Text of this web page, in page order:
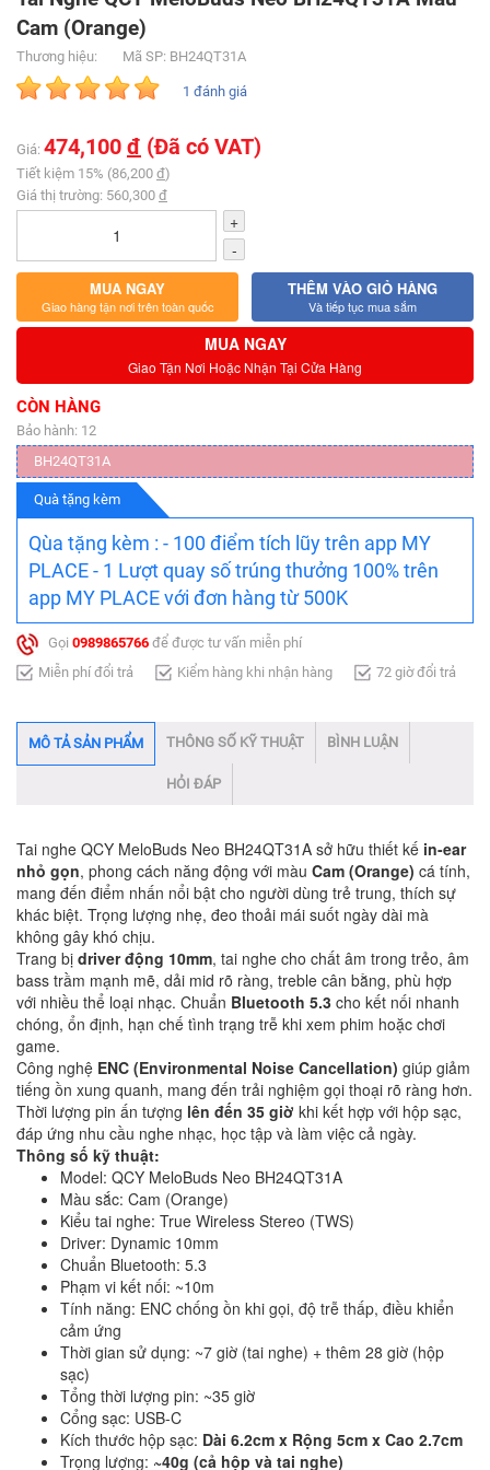
Cam (Orange)
Thương hiệu: Mã SP: BH24QT31A
1 đánh giá
Giá: 474,100 đ (Đã có VAT)
Tiết kiệm 15% (86,200 đ)
Giá thị trường: 560,300 đ
+
-
MUA NGAY
Giao hàng tận nơi trên toàn quốc
THÊM VÀO GIỎ HÀNG
Và tiếp tục mua sắm
MUA NGAY
Giao Tận Nơi Hoặc Nhận Tại Cửa Hàng
CÒN HÀNG
Bảo hành: 12
BH24QT31A
Quà tặng kèm
Qùa tặng kèm : - 100 điểm tích lũy trên app MY
PLACE - 1 Lượt quay số trúng thưởng 100% trên
app MY PLACE với đơn hàng từ 500K
Gọi 0989865766 để được tư vấn miễn phí
Miễn phí đổi trả
Kiểm hàng khi nhận hàng 72 giờ đổi trả
MÔ TẢ SẢN PHẨM THÔNG SỐ KỸ THUẬT BÌNH LUẬN
HỎI ĐÁP
Tai nghe QCY MeloBuds Neo BH24QT31A sở hữu thiết kế in-ear
nhỏ gọn, phong cách năng động với màu Cam (Orange) cá tính,
mang đến điểm nhấn nổi bật cho người dùng trẻ trung, thích sự
khác biệt. Trọng lượng nhẹ, đeo thoải mái suốt ngày dài mà
không gây khó chịu.
Trang bị driver động 10mm, tai nghe cho chất âm trong trẻo, âm
bass trầm mạnh mẽ, dải mid rõ ràng, treble cân bằng, phù hợp
với nhiều thể loại nhạc. Chuẩn Bluetooth 5.3 cho kết nối nhanh
chóng, ổn định, hạn chế tình trạng trễ khi xem phim hoặc chơi
game.
Công nghệ ENC (Environmental Noise Cancellation) giúp giảm
tiếng ồn xung quanh, mang đến trải nghiệm gọi thoại rõ ràng hơn.
Thời lượng pin ấn tượng lên đến 35 giờ khi kết hợp với hộp sạc,
đáp ứng nhu cầu nghe nhạc, học tập và làm việc cả ngày.
Thông số kỹ thuật:
Model: QCY MeloBuds Neo BH24QT31A
Màu sắc: Cam (Orange)
Kiểu tai nghe: True Wireless Stereo (TWS)
Driver: Dynamic 10mm
Chuẩn Bluetooth: 5.3
Phạm vi kết nối: ~10m
Tính năng: ENC chống ồn khi gọi, độ trễ thấp, điều khiển
cảm ứng
Thời gian sử dụng: ~7 giờ (tai nghe) + thêm 28 giờ (hộp
sạc)
Tổng thời lượng pin: ~35 giờ
Cổng sạc: USB-C
Kích thước hộp sạc: Dài 6.2cm x Rộng 5cm x Cao 2.7cm
Trọng lượng: ~40g (cả hộp và tai nghe)